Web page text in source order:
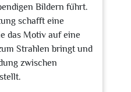
Bildern führt.
schafft eine
das Motiv auf eine
Strahlen bringt und
zwischen